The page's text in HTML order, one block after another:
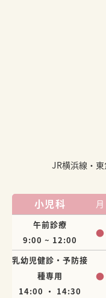
JR横浜線・
小児科 月
午前診療
9:00 ~ 12:00
●
乳幼児健診・予防接
種専用
14:00 ・ 14:30
●